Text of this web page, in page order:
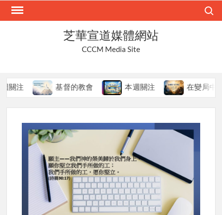
Skip
芝華宣道媒體網站
CCCM Media Site
基督的教會 本週關注 在變局中持守真道